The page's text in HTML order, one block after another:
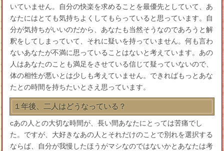
いていません。自分の快楽を求めることを最優先としていて、あ
なたにはとても気持ちよくしてもらっていると思っています。自
分が気持ちがいいのだから、あなたも当然そうなのであろうと解
釈をしてしまっていて、それに疑いを持っていません。何も言わ
ないあなたが不満に思っていることはないと考えています。あの
人はあなたのことも満足をさせている信じて疑っていないので、
体の相性が悪いとは少しも考えていません。できればもっとあな
たとの時間を持ちたいとさえ思っています。
１年後、二人はどうなっている？
cあの人との大切な時間が、長い間あなたにとっては苦痛でし
た。ですが、大好きなあの人とそれだけのことで別れを選択する
ならば、自分が我慢したほうがマシなのではないかとあなたは考